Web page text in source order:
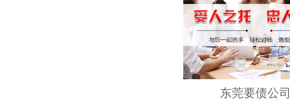
东莞要债公司